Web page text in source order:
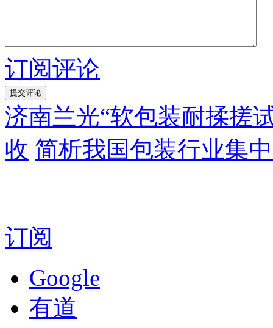
订阅评论
济南兰光“软包装耐揉搓
收 简析我国包装行业集
订阅
Google
有道